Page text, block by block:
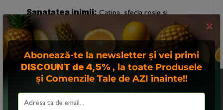
Sanatatea inimii:Catina, sfecla rosie si
morcovul contin compusi precum betaina si nitrati
naturali, care pot ajuta la reglarea tensiunii arteriale
si la mentinerea unui fux sanguin sanatos. Totodata,
vitamina K din sfecla rosie ajuta la la coagularea
normala a sângelui si la mentinerea sanatatii vaselor
de sânge.
Digestie:Siropul de catina cu sfecla rosie si
Acest site foloseste
×
Abonează-te la newsletter și vei primi
DISCOUNT de 4,5%, la toate Produsele
și Comenzile Tale de AZI înainte!!